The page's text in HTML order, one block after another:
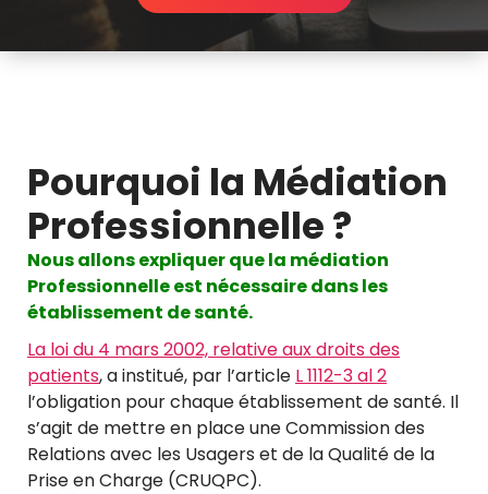
Pourquoi la Médiation
Professionnelle ?
Nous allons expliquer que la médiation
Professionnelle est nécessaire dans les
établissement de santé.
La loi du 4 mars 2002, relative aux droits des
patients, a institué, par l’article L 1112-3 al 2
l’obligation pour chaque établissement de santé. Il
s’agit de mettre en place une Commission des
Relations avec les Usagers et de la Qualité de la
Prise en Charge (CRUQPC).